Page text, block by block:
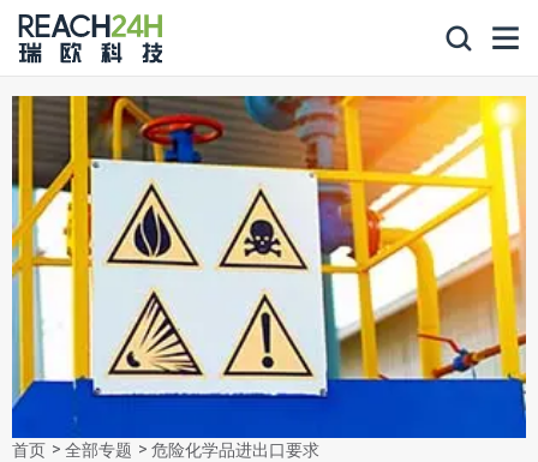
首页 全部专题 危险化学品进出口要求